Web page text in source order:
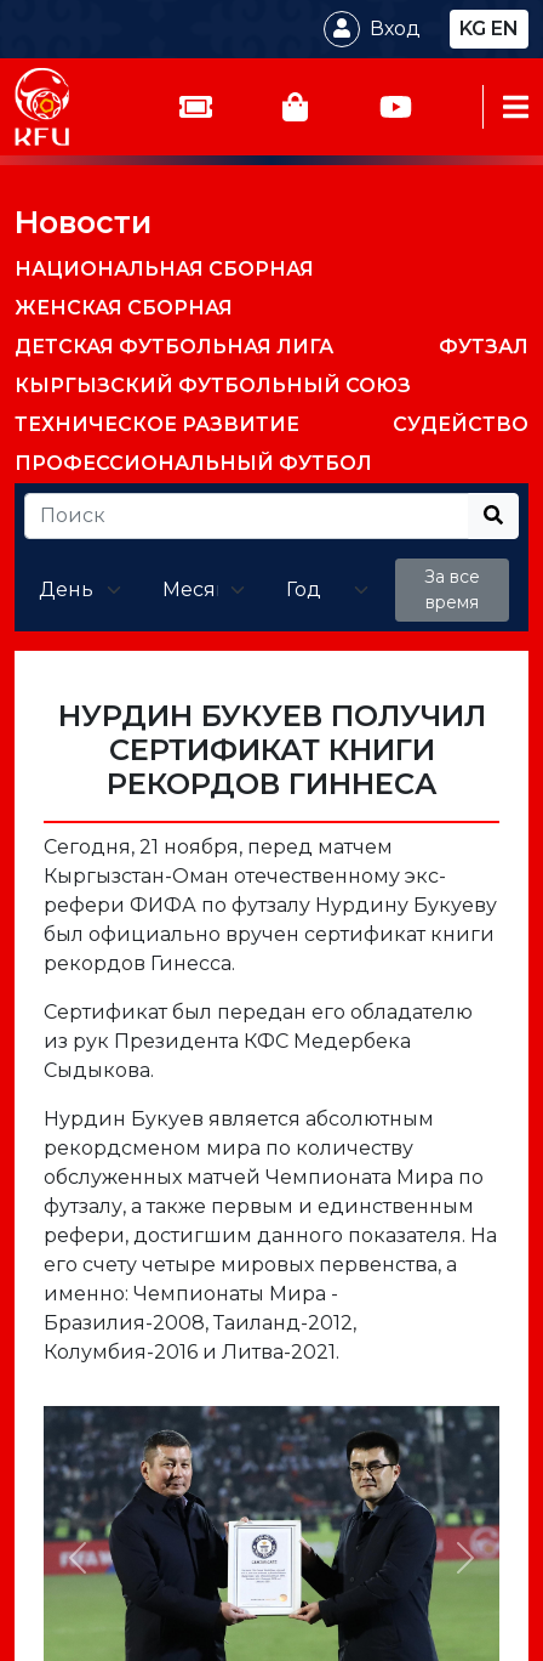
Вход KG EN
Новости
НАЦИОНАЛЬНАЯ СБОРНАЯ
ЖЕНСКАЯ СБОРНАЯ
ДЕТСКАЯ ФУТБОЛЬНАЯ ЛИГА
ФУТЗАЛ
КЫРГЫЗСКИЙ ФУТБОЛЬНЫЙ СОЮЗ
ТЕХНИЧЕСКОЕ РАЗВИТИЕ
СУДЕЙСТВО
ПРОФЕССИОНАЛЬНЫЙ ФУТБОЛ
За все
время
НУРДИН БУКУЕВ ПОЛУЧИЛ
СЕРТИФИКАТ КНИГИ
РЕКОРДОВ ГИННЕСА
Сегодня, 21 ноября, перед матчем
Кыргызстан-Оман отечественному экс-
рефери ФИФА по футзалу Нурдину Букуеву
был официально вручен сертификат книги
рекордов Гинесса.
Сертификат был передан его обладателю
из рук Президента КФС Медербека
Сыдыкова.
Нурдин Букуев является абсолютным
рекордсменом мира по количеству
обслуженных матчей Чемпионата Мира по
футзалу, а также первым и единственным
рефери, достигшим данного показателя. На
его счету четыре мировых первенства, а
именно: Чемпионаты Мира -
Бразилия-2008, Таиланд-2012,
Колумбия-2016 и Литва-2021.
Previous Next